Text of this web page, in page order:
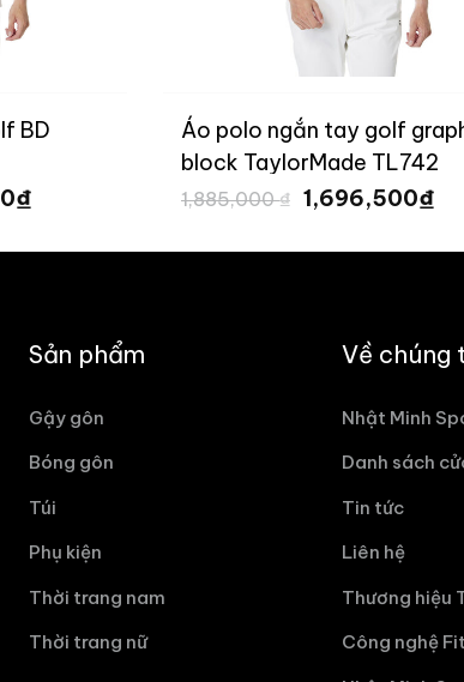
BD
₫.
₫
là:
Áo polo ngắn tay golf
block TaylorMade TL742
1,885,000₫ Giá
gốc
1,885,000 ₫.
1,696,500₫
là:
Sản phẩm
Gậy gôn
Bóng gôn
Túi
Phụ kiện
Thời trang nam
Thời trang nữ
Về chúng
Nhật Minh
Danh sách
Tin tức
Liên hệ
Thương hiệu
Công nghệ